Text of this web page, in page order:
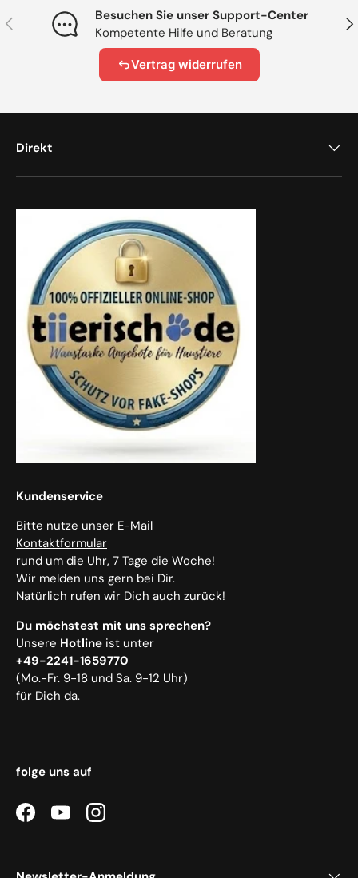
Vorherige
Besuchen Sie unser Support-Center
Kompetente Hilfe und Beratung
Vertrag widerrufen
Direkt
Kundenservice
Bitte nutze unser E-Mail
Kontaktformular
rund um die Uhr, 7 Tage die Woche!
Wir melden uns gern bei Dir.
Natürlich rufen wir Dich auch zurück!
Du möchstest mit uns sprechen?
Unsere Hotline ist unter
+49-2241-1659770
(Mo.-Fr. 9-18 und Sa. 9-12 Uhr)
für Dich da.
folge uns auf
FacebookYouTubeInstagram